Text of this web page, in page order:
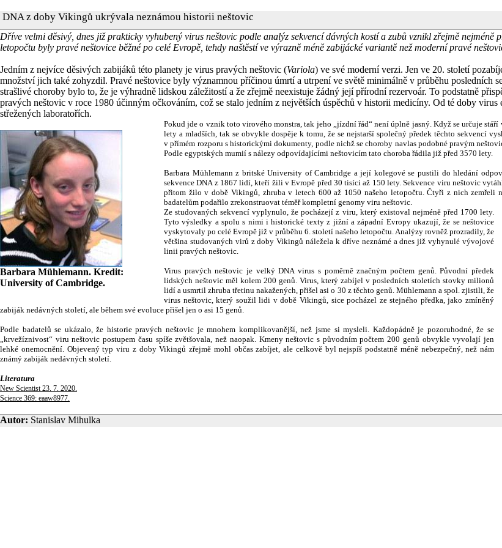
DNA z doby Vikingů ukrývala neznámou historii neštovic
Dříve velmi děsivý, dnes již prakticky vyhubený virus neštovic podle analýz sekvencí dávných kostí a zubů vznikl zřejmě
letopočtu byly pravé neštovice běžné po celé Evropě, tehdy naštěstí ve výrazně méně zabijácké variantě než moderní pravé
Jedním z nejvíce děsivých zabijáků této planety je virus pravých neštovic (Variola) ve své moderní verzi. Jen ve 20. století
množství jich také zohyzdil. Pravé neštovice byly významnou příčinou úmrtí a utrpení ve světě minimálně v průběhu posledních
strašlivé choroby bylo to, že je výhradně lidskou záležitostí a že zřejmě neexistuje žádný její přírodní rezervoár. To podstatně
pravých neštovic v roce 1980 účinným očkováním, což se stalo jedním z největších úspěchů v historii medicíny. Od té doby
střežených laboratořích.
Barbara Mühlemann. Kredit:
University of Cambridge.
Pokud jde o vznik toto virového monstra, tak jeho „jízdní řád“ není úplně jasný. Když se určuje
lety a mladších, tak se obvykle dospěje k tomu, že se nejstarší společný předek těchto sekvencí
v přímém rozporu s historickými dokumenty, podle nichž se choroby navlas podobné pravým
Podle egyptských mumií s nálezy odpovídajícími neštovicím tato choroba řádila již před 3570 lety.
Barbara Mühlemann z britské University of Cambridge a její kolegové se pustili do hledání
sekvence DNA z 1867 lidí, kteří žili v Evropě před 30 tisíci až 150 lety. Sekvence viru neštovic
přitom žilo v době Vikingů, zhruba v letech 600 až 1050 našeho letopočtu. Čtyři z nich zemřeli
badatelům podařilo zrekonstruovat téměř kompletní genomy viru neštovic.
Ze studovaných sekvencí vyplynulo, že pocházejí z viru, který existoval nejméně před 1700 lety.
Tyto výsledky a spolu s nimi i historické texty z jižní a západní Evropy ukazují, že se neštovice
vyskytovaly po celé Evropě již v průběhu 6. století našeho letopočtu. Analýzy rovněž prozradily, že
většina studovaných virů z doby Vikingů náležela k dříve neznámé a dnes již vyhynulé vývojové
linii pravých neštovic.
Virus pravých neštovic je velký DNA virus s poměrně značným počtem genů. Původní předek
lidských neštovic měl kolem 200 genů. Virus, který zabíjel v posledních stoletích stovky milionů
lidí a usmrtil zhruba třetinu nakažených, přišel asi o 30 z těchto genů. Mühlemann a spol. zjistili, že
virus neštovic, který soužil lidi v době Vikingů, sice pocházel ze stejného předka, jako zmíněný
zabiják nedávných století, ale během své evoluce přišel jen o asi 15 genů.
Podle badatelů se ukázalo, že historie pravých neštovic je mnohem komplikovanější, než jsme si mysleli. Každopádně je pozoruhodné, že se
„krvežíznivost“ viru neštovic postupem času spíše zvětšovala, než naopak. Kmeny neštovic s původním počtem 200 genů obvykle vyvolají jen
lehké onemocnění. Objevený typ viru z doby Vikingů zřejmě mohl občas zabíjet, ale celkově byl nejspíš podstatně méně nebezpečný, než nám
známý zabiják nedávných století.
Literatura
New Scientist 23. 7. 2020.
Science 369: eaaw8977.
Autor: Stanislav Mihulka